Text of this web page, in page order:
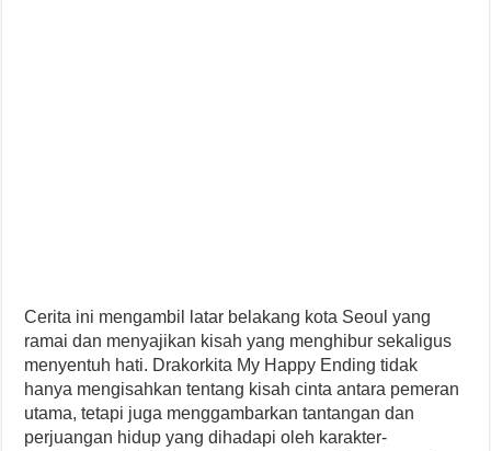
Cerita ini mengambil latar belakang kota Seoul yang
ramai dan menyajikan kisah yang menghibur sekaligus
menyentuh hati. Drakorkita My Happy Ending tidak
hanya mengisahkan tentang kisah cinta antara pemeran
utama, tetapi juga menggambarkan tantangan dan
perjuangan hidup yang dihadapi oleh karakter-